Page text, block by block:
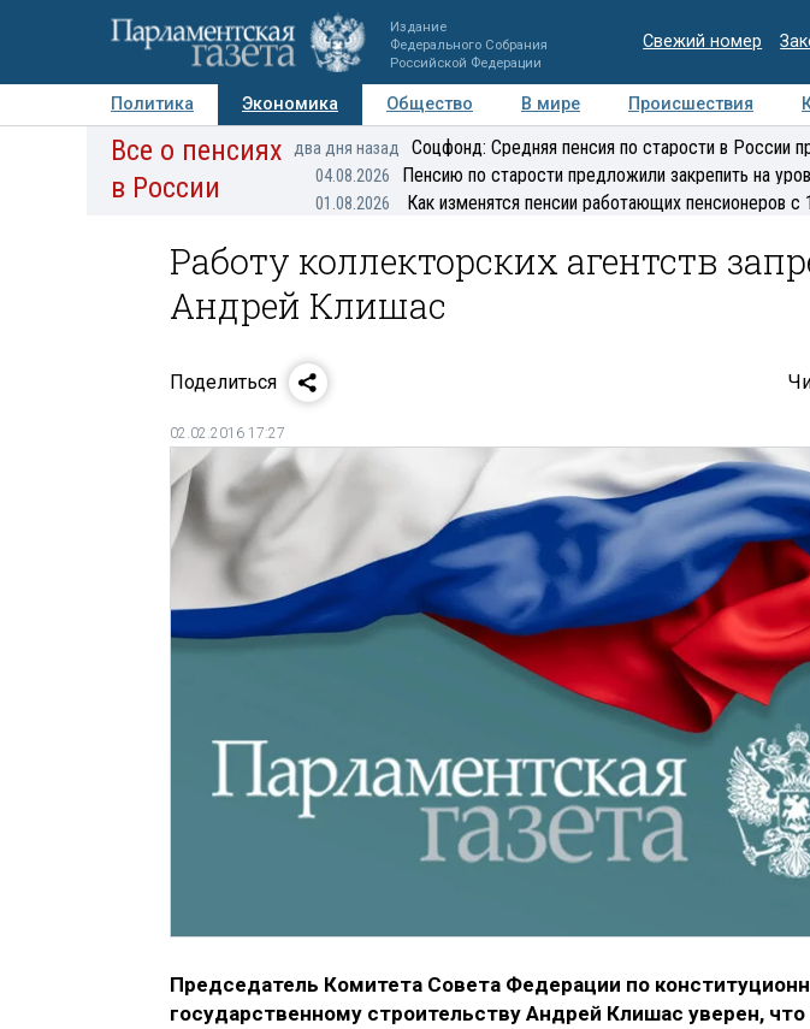
Издание
Федерального Собрания
Российской Федерации
Свежий номер
Политика Экономика Общество В мире Происшествия
Авторы Персоны Мнения Регионы Медиацентр Интервью
Все о пенсиях
в России
два дня назад Соцфонд: Средняя пенсия по старости в России
04.08.2026 Пенсию по старости предложили закрепить на
01.08.2026 Как изменятся пенсии работающих пенсионеров с
Работу коллекторских агентств
Андрей Клишас
Поделиться
02.02.2016 17:27
Председатель Комитета Совета Федерации по
государственному строительству Андрей Клишас уверен,